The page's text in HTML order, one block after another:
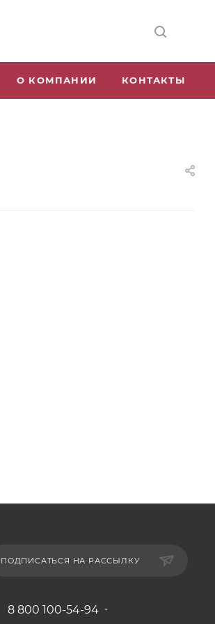
О КОМПАНИИ КОНТАКТЫ
ПОДПИСАТЬСЯ НА РАССЫЛКУ
8 800 100-54-94